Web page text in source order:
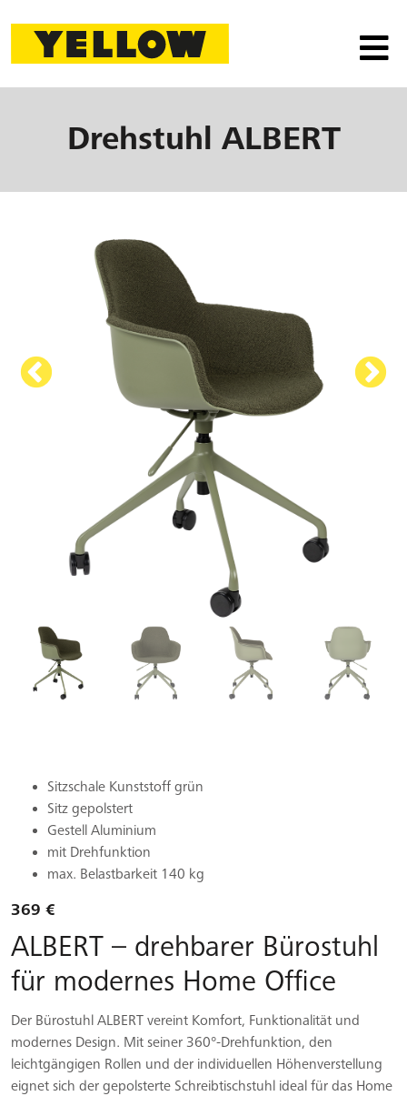
Drehstuhl ALBERT
Sitzschale Kunststoff grün
Sitz gepolstert
Gestell Aluminium
mit Drehfunktion
max. Belastbarkeit 140 kg
369 €
ALBERT – drehbarer Bürostuhl
für modernes Home Office
Der Bürostuhl ALBERT vereint Komfort, Funktionalität und
modernes Design. Mit seiner 360°-Drehfunktion, den
leichtgängigen Rollen und der individuellen Höhenverstellung
eignet sich der gepolsterte Schreibtischstuhl ideal für das Home